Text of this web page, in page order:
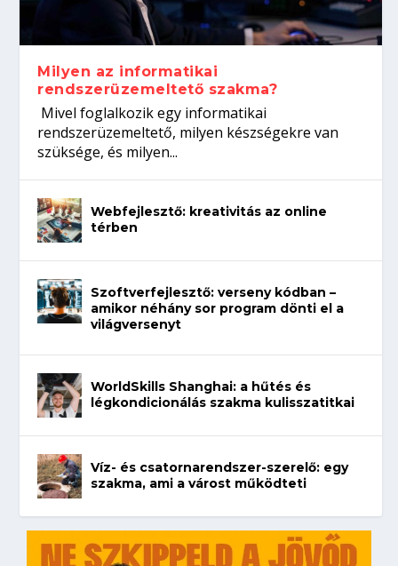
koffeinről?
Így növelheted az esélyedet az
állásinterjúra...
Tanulj szakmát!
Milyen az informatikai
rendszerüzemeltető szakma?
Mivel foglalkozik egy informatikai
rendszerüzemeltető, milyen készségekre van
szüksége, és milyen...
Webfejlesztő: kreativitás az online
térben
Szoftverfejlesztő: verseny kódban –
amikor néhány sor program dönti el a
világversenyt
WorldSkills Shanghai: a hűtés és
légkondicionálás szakma kulisszatitkai
Víz- és csatornarendszer-szerelő: egy
szakma, ami a várost működteti